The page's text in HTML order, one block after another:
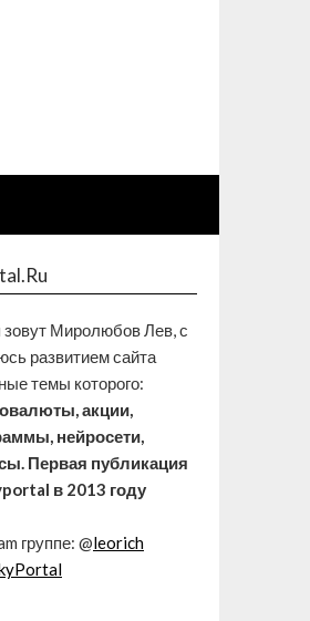
зовут Миролюбов Лев, с
развитием сайта
темы которого:
акции,
нейросети,
Первая публикация
в 2013 году
группе: @leorich